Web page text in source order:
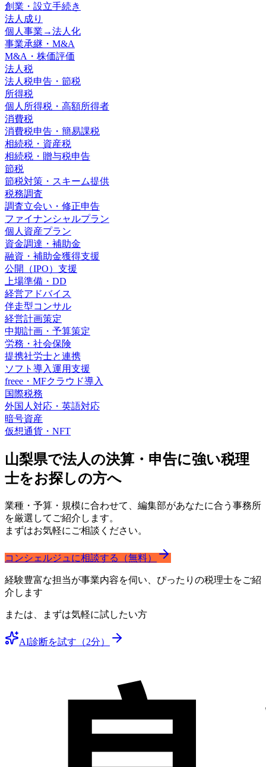
創業・設立手続き
法人成り
個人事業→法人化
事業承継・M&A
M&A・株価評価
法人税
法人税申告・節税
所得税
個人所得税・高額所得者
消費税
消費税申告・簡易課税
相続税・資産税
相続税・贈与税申告
節税
節税対策・スキーム提供
税務調査
調査立会い・修正申告
ファイナンシャルプラン
個人資産プラン
資金調達・補助金
融資・補助金獲得支援
公開（IPO）支援
上場準備・DD
経営アドバイス
伴走型コンサル
経営計画策定
中期計画・予算策定
労務・社会保険
提携社労士と連携
ソフト導入運用支援
freee・MFクラウド導入
国際税務
外国人対応・英語対応
暗号資産
仮想通貨・NFT
山梨県で法人の決算・申告に強い税理
士をお探しの方へ
業種・予算・規模に合わせて、編集部があなたに合う事務所
を厳選してご紹介します。
まずはお気軽にご相談ください。
コンシェルジュに相談する（無料）
経験豊富な担当が事業内容を伺い、ぴったりの税理士をご紹
介します
または、まずは気軽に試したい方
AI診断を試す（2分）